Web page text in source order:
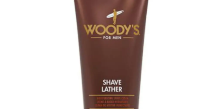
Don't miss out on great deals! Start shopping or
Sign in to view products added.
Shop What's New
Sign in